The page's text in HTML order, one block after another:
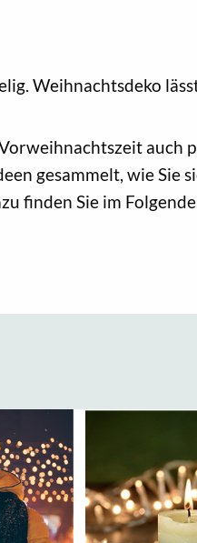
Weihnachtsdeko
auch
gesammelt, wie Sie
finden Sie im